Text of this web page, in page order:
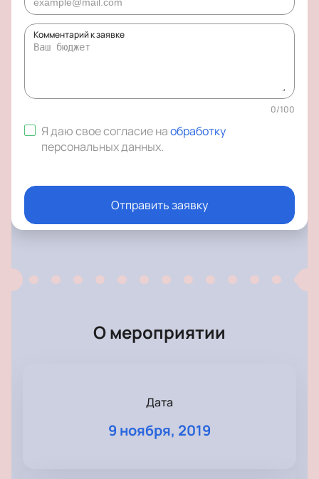
Комментарий к заявке
0/100
Я даю свое согласие наобработку
персональных данных.
Отправить заявку
О мероприятии
Дата
9 ноября, 2019